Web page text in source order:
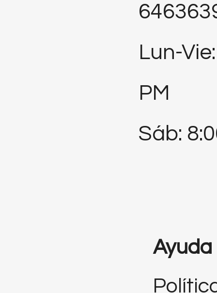
Lun-
PM
Sáb:
Ayuda